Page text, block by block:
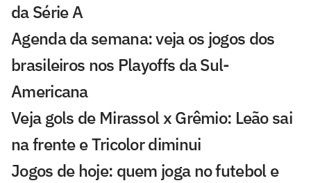
da Série A
Agenda da semana: veja os jogos dos
brasileiros nos Playoffs da Sul-
Americana
Veja gols de Mirassol x Grêmio: Leão sai
na frente e Tricolor diminui
Jogos de hoje: quem joga no futebol e